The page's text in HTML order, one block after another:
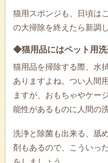
猫用スポンジも、日頃は
の大掃除を終えたら新調
◆猫用品にはペット用洗
猫用品を掃除する際、水
ありますよね。つい人間
ますが、おもちゃやケー
能性があるものに人間の
洗浄と除菌も出来る、舐
剤もあるので、こういっ